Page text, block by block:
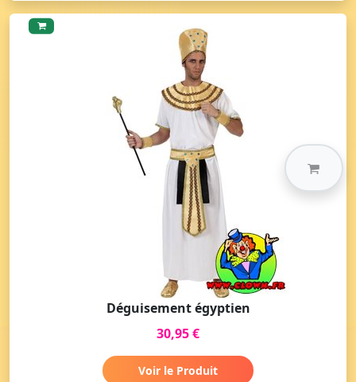
Déguisement égyptien
30,95 €
Voir le Produit